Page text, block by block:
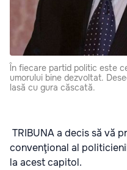
În fiecare partid politic este
umorului bine dezvoltat.
lasă cu gura căscată.
TRIBUNA a decis să vă
convenţional al
la acest capitol.